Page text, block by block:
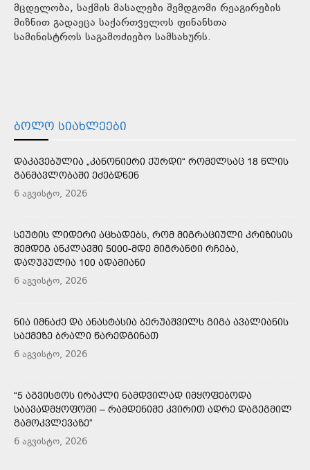
მცდელობა, საქმის მასალები შემდგომი რეაგირების
მიზნით გადაეცა საქართველოს ფინანსთა
სამინისტროს საგამოძიებო სამსახურს.
ᲑᲝᲚᲝ ᲡᲘᲐᲮᲚᲔᲔᲑᲘ
ᲓᲐᲙᲐᲕᲔᲑᲣᲚᲘᲐ „ᲙᲐᲜᲝᲜᲘᲔᲠᲘ ᲥᲣᲠᲓᲘ“ ᲠᲝᲛᲔᲚᲡᲐᲪ 18 ᲬᲚᲘᲡ
ᲒᲐᲜᲛᲐᲕᲚᲝᲑᲐᲨᲘ ᲔᲫᲔᲑᲓᲜᲔᲜ
6 აგვისტო, 2026
ᲡᲔᲣᲢᲘᲡ ᲚᲘᲓᲔᲠᲘ ᲐᲪᲮᲐᲓᲔᲑᲡ, ᲠᲝᲛ ᲛᲘᲒᲠᲐᲪᲘᲣᲚᲘ ᲙᲠᲘᲖᲘᲡᲘᲡ
ᲨᲔᲛᲓᲔᲒ ᲐᲜᲙᲚᲐᲕᲨᲘ 5000-ᲛᲓᲔ ᲛᲘᲒᲠᲐᲜᲢᲘ ᲠᲩᲔᲑᲐ,
ᲓᲐᲦᲣᲞᲣᲚᲘᲐ 100 ᲐᲓᲐᲛᲘᲐᲜᲘ
6 აგვისტო, 2026
ᲜᲘᲐ ᲘᲛᲜᲐᲫᲔ ᲓᲐ ᲐᲜᲐᲡᲢᲐᲡᲘᲐ ᲑᲔᲠᲣᲐᲨᲕᲘᲚᲡ ᲒᲘᲒᲐ ᲐᲕᲐᲚᲘᲐᲜᲘᲡ
ᲡᲐᲥᲛᲔᲖᲔ ᲑᲠᲐᲚᲘ ᲬᲐᲠᲔᲓᲒᲘᲜᲐᲗ
6 აგვისტო, 2026
“5 ᲐᲒᲕᲘᲡᲢᲝᲡ ᲘᲠᲐᲙᲚᲘ ᲜᲐᲛᲓᲕᲘᲚᲐᲓ ᲘᲛᲧᲝᲤᲔᲑᲝᲓᲐ
ᲡᲐᲐᲕᲐᲓᲛᲧᲝᲤᲝᲨᲘ – ᲠᲐᲛᲓᲔᲜᲘᲛᲔ ᲙᲕᲘᲠᲘᲗ ᲐᲓᲠᲔ ᲓᲐᲒᲔᲒᲛᲘᲚ
ᲒᲐᲛᲝᲙᲕᲚᲔᲕᲐᲖᲔ”
6 აგვისტო, 2026